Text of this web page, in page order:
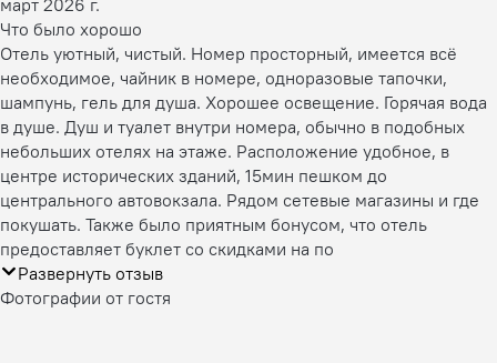
март 2026 г.
Что было хорошо
Отель уютный, чистый. Номер просторный, имеется всё
необходимое, чайник в номере, одноразовые тапочки,
шампунь, гель для душа. Хорошее освещение. Горячая вода
в душе. Душ и туалет внутри номера, обычно в подобных
небольших отелях на этаже. Расположение удобное, в
центре исторических зданий, 15мин пешком до
центрального автовокзала. Рядом сетевые магазины и где
покушать. Также было приятным бонусом, что отель
предоставляет буклет со скидками на по
Развернуть отзыв
Фотографии от гостя